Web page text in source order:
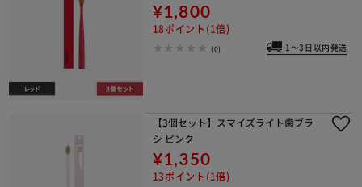
¥1,800
18ポイント(1倍)
(0) 1～3日以内発送
【3個セット】スマイズライト歯ブラ
シ ピンク
¥1,350
13ポイント(1倍)